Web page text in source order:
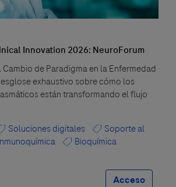
Innovation 2026: NeuroForum
Cambio de Paradigma en la Enfermedad
exhaustivo sobre cómo los
están transformando el flujo
Soluciones digitales
Soporte al
Bioquímica
Acceso